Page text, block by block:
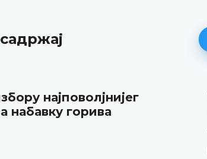
најповолјнијег
набавку горива